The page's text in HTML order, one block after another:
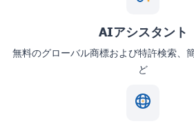
AIアシスタント
無料のグローバル商標および特許検索、
ど